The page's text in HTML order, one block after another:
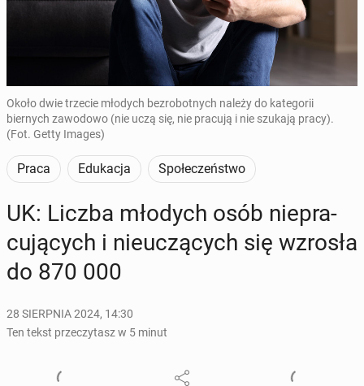
Około dwie trzecie młodych bezrobotnych należy do kategorii
biernych zawodowo (nie uczą się, nie pracują i nie szukają pracy).
(Fot. Getty Images)
Praca Edukacja Społeczeństwo
UK: Liczba młodych osób nie­pra­
cu­ją­cych i nie­uczą­cych się wzrosła
do 870 000
28 SIERPNIA 2024, 14:30
Ten tekst przeczytasz w 5 minut